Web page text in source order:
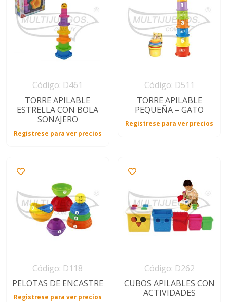
Código: D461
TORRE APILABLE
ESTRELLA CON BOLA
SONAJERO
Registrese para ver precios
Código: D511
TORRE APILABLE
PEQUEÑA – GATO
Registrese para ver precios
Código: D118
PELOTAS DE ENCASTRE
Registrese para ver precios
Código: D262
CUBOS APILABLES CON
ACTIVIDADES